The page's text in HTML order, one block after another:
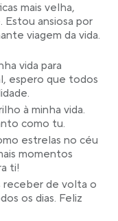
mais velha,
Estou ansiosa por
viagem da vida.
vida para
espero que todos
à minha vida.
como tu.
estrelas no céu
momentos
ti!
receber de volta o
os dias. Feliz